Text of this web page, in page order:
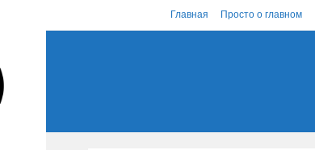
к
Главная Просто о главном